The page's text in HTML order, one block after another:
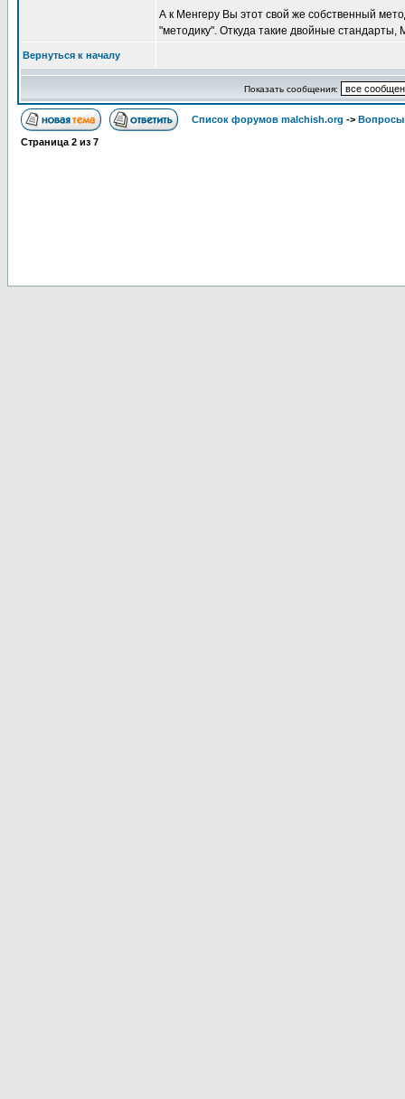
А к Менгеру Вы этот свой же собственный
"методику". Откуда такие двойные стандарты,
Вернуться к началу
Показать сообщения:
Список форумов malchish.org -> Вопросы
Страница 2 из 7